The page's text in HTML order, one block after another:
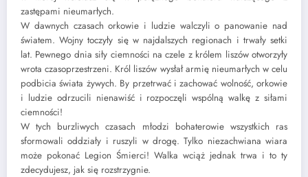
zastępami nieumarłych.
W dawnych czasach orkowie i ludzie walczyli o panowanie nad
światem. Wojny toczyły się w najdalszych regionach i trwały setki
lat. Pewnego dnia siły ciemności na czele z królem liszów otworzyły
wrota czasoprzestrzeni. Król liszów wysłał armię nieumarłych w celu
podbicia świata żywych. By przetrwać i zachować wolność, orkowie
i ludzie odrzucili nienawiść i rozpoczęli wspólną walkę z siłami
ciemności!
W tych burzliwych czasach młodzi bohaterowie wszystkich ras
sformowali oddziały i ruszyli w drogę. Tylko niezachwiana wiara
może pokonać Legion Śmierci! Walka wciąż jednak trwa i to ty
zdecydujesz, jak się rozstrzygnie.